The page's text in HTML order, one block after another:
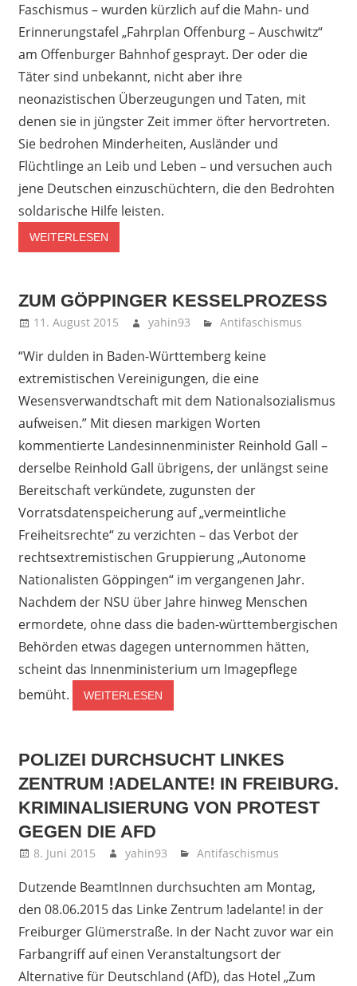
Faschismus – wurden kürzlich auf die Mahn- und
Erinnerungstafel „Fahrplan Offenburg – Auschwitz“
am Offenburger Bahnhof gesprayt. Der oder die
Täter sind unbekannt, nicht aber ihre
neonazistischen Überzeugungen und Taten, mit
denen sie in jüngster Zeit immer öfter hervortreten.
Sie bedrohen Minderheiten, Ausländer und
Flüchtlinge an Leib und Leben – und versuchen auch
jene Deutschen einzuschüchtern, die den Bedrohten
soldarische Hilfe leisten.
WEITERLESEN
ZUM GÖPPINGER KESSELPROZESS
11. August 2015 yahin93 Antifaschismus
“Wir dulden in Baden-Württemberg keine
extremistischen Vereinigungen, die eine
Wesensverwandtschaft mit dem Nationalsozialismus
aufweisen.” Mit diesen markigen Worten
kommentierte Landesinnenminister Reinhold Gall –
derselbe Reinhold Gall übrigens, der unlängst seine
Bereitschaft verkündete, zugunsten der
Vorratsdatenspeicherung auf „vermeintliche
Freiheitsrechte“ zu verzichten – das Verbot der
rechtsextremistischen Gruppierung „Autonome
Nationalisten Göppingen“ im vergangenen Jahr.
Nachdem der NSU über Jahre hinweg Menschen
ermordete, ohne dass die baden-württembergischen
Behörden etwas dagegen unternommen hätten,
scheint das Innenministerium um Imagepflege
bemüht.
WEITERLESEN
POLIZEI DURCHSUCHT LINKES
ZENTRUM !ADELANTE! IN FREIBURG.
KRIMINALISIERUNG VON PROTEST
GEGEN DIE AFD
8. Juni 2015 yahin93 Antifaschismus
Dutzende BeamtInnen durchsuchten am Montag,
den 08.06.2015 das Linke Zentrum !adelante! in der
Freiburger Glümerstraße. In der Nacht zuvor war ein
Farbangriff auf einen Veranstaltungsort der
Alternative für Deutschland (AfD), das Hotel „Zum